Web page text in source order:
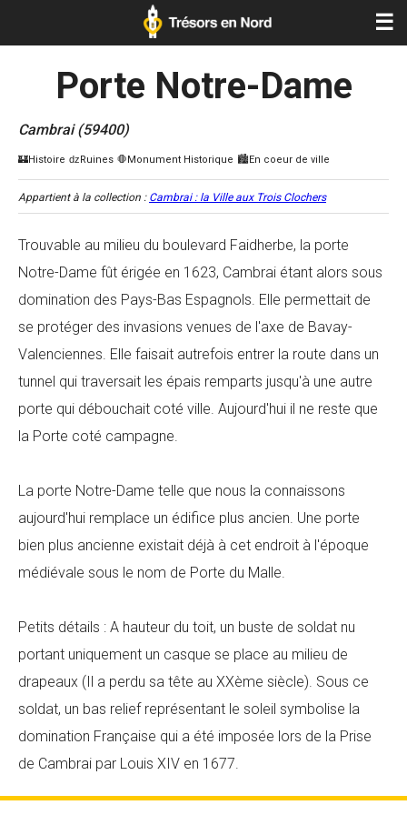
☰
Porte Notre-Dame
Cambrai (59400)
Appartient à la collection : Cambrai : la Ville aux Trois Clochers
Trouvable au milieu du boulevard Faidherbe, la porte
Notre-Dame fût érigée en 1623, Cambrai étant alors sous
domination des Pays-Bas Espagnols. Elle permettait de
se protéger des invasions venues de l'axe de Bavay-
Valenciennes. Elle faisait autrefois entrer la route dans un
tunnel qui traversait les épais remparts jusqu'à une autre
porte qui débouchait coté ville. Aujourd'hui il ne reste que
la Porte coté campagne.
La porte Notre-Dame telle que nous la connaissons
aujourd'hui remplace un édifice plus ancien. Une porte
bien plus ancienne existait déjà à cet endroit à l'époque
médiévale sous le nom de Porte du Malle.
Petits détails : A hauteur du toit, un buste de soldat nu
portant uniquement un casque se place au milieu de
drapeaux (Il a perdu sa tête au XXème siècle). Sous ce
soldat, un bas relief représentant le soleil symbolise la
domination Française qui a été imposée lors de la Prise
de Cambrai par Louis XIV en 1677.